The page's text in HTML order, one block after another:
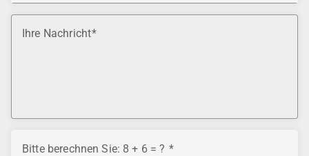
Ihre Nachricht
Bitte berechnen Sie: 8 + 6 = ?